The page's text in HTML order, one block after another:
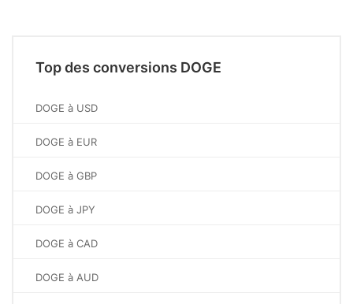
Top des conversions DOGE
DOGE à USD
DOGE à EUR
DOGE à GBP
DOGE à JPY
DOGE à CAD
DOGE à AUD